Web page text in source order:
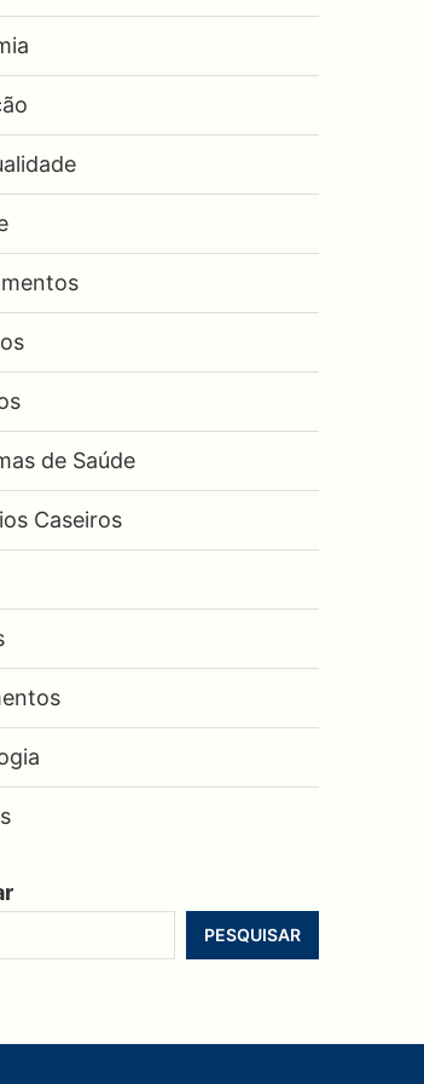
de Saúde
Caseiros
PESQUISAR